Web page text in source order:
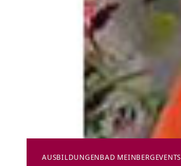
AUSBILDUNGENBAD MEINBERGEVENTS